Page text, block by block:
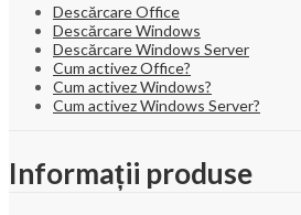
Descărcare Office
Descărcare Windows
Descărcare Windows Server
Cum activez Office?
Cum activez Windows?
Cum activez Windows Server?
Informații produse